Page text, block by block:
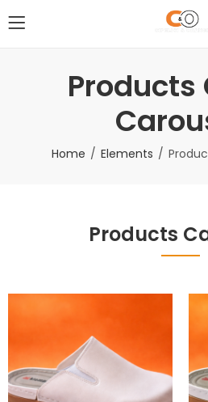
Products
Home Elements
Products